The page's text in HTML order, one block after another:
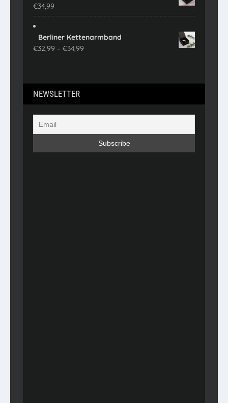
€34,99
Berliner Kettenarmband
€32,99 – €34,99
€34,99
NEWSLETTER